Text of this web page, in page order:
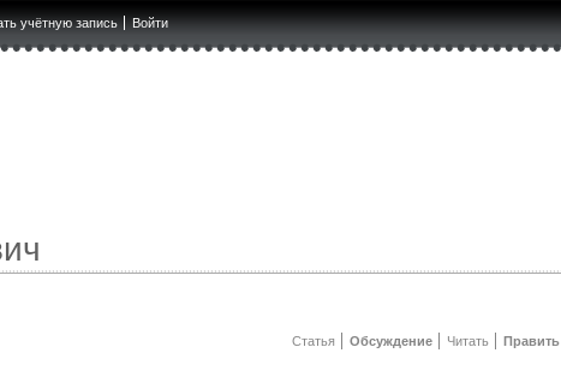
учётную запись Войти
Статья Обсуждение Читать Править